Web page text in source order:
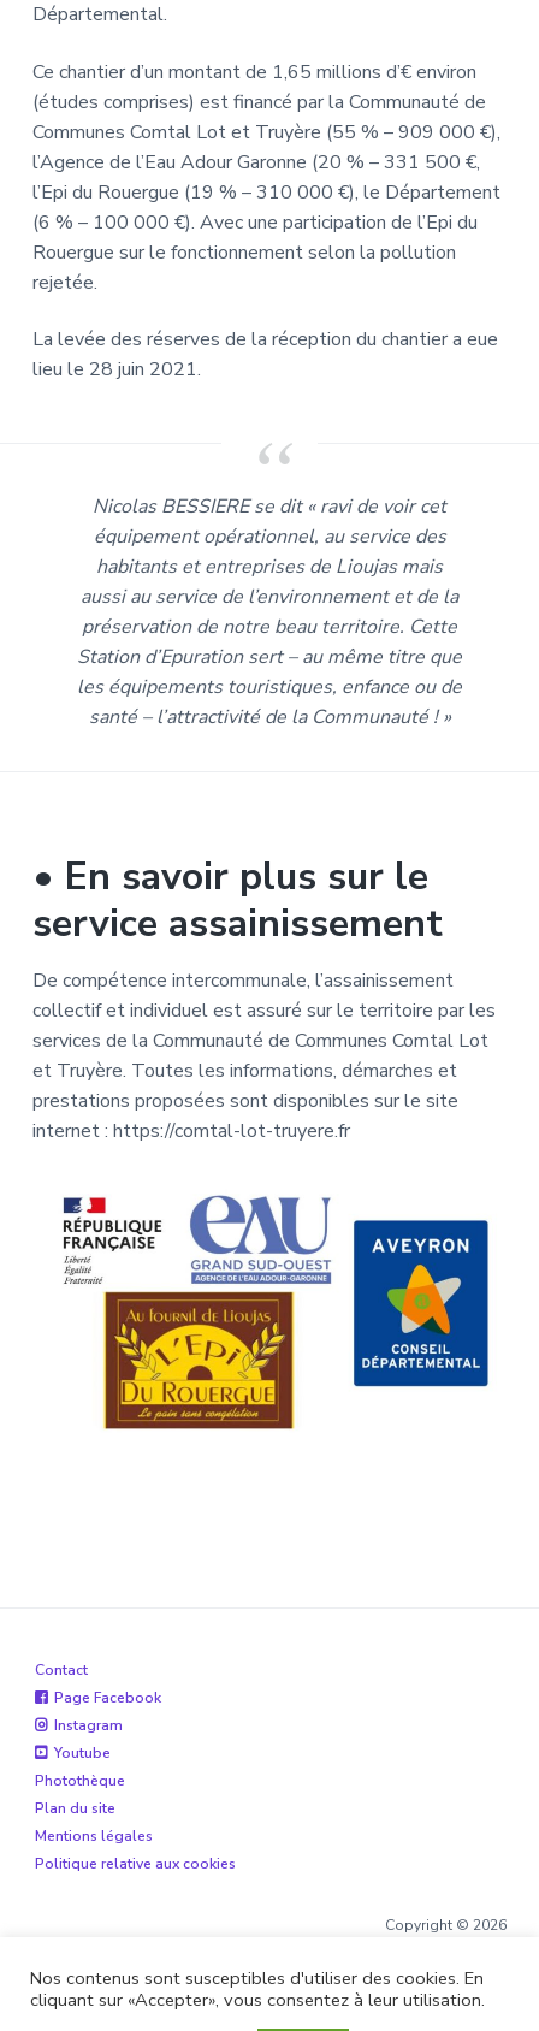
Départemental.
Ce chantier d’un montant de 1,65 millions d’€ environ
(études comprises) est financé par la Communauté de
Communes Comtal Lot et Truyère (55 % – 909 000 €),
l’Agence de l’Eau Adour Garonne (20 % – 331 500 €,
l’Epi du Rouergue (19 % – 310 000 €), le Département
(6 % – 100 000 €). Avec une participation de l’Epi du
Rouergue sur le fonctionnement selon la pollution
rejetée.
La levée des réserves de la réception du chantier a eue
lieu le 28 juin 2021.
Nicolas BESSIERE se dit « ravi de voir cet
équipement opérationnel, au service des
habitants et entreprises de Lioujas mais
aussi au service de l’environnement et de la
préservation de notre beau territoire. Cette
Station d’Epuration sert – au même titre que
les équipements touristiques, enfance ou de
santé – l’attractivité de la Communauté ! »
• En savoir plus sur le
service assainissement
De compétence intercommunale, l’assainissement
collectif et individuel est assuré sur le territoire par les
services de la Communauté de Communes Comtal Lot
et Truyère. Toutes les informations, démarches et
prestations proposées sont disponibles sur le site
internet : https://comtal-lot-truyere.fr
Contact
Page Facebook
Instagram
Youtube
Photothèque
Plan du site
Mentions légales
Politique relative aux cookies
Copyright © 2026
Nos contenus sont susceptibles d'utiliser des cookies. En
cliquant sur «Accepter», vous consentez à leur utilisation.